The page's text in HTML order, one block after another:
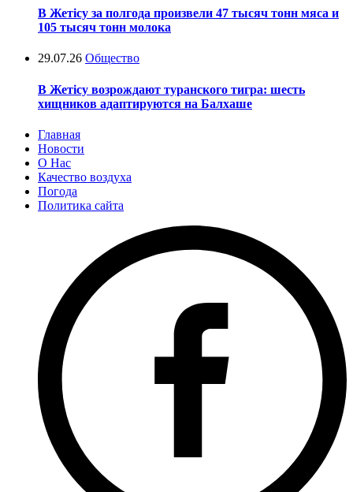
В Жетісу за полгода произвели 47 тысяч тонн мяса и
105 тысяч тонн молока
29.07.26 Общество
В Жетісу возрождают туранского тигра: шесть
хищников адаптируются на Балхаше
Главная
Новости
О Нас
Качество воздуха
Погода
Политика сайта